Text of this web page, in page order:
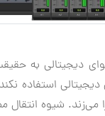
دیجیتالی به
استفاده
شیوه انتقال